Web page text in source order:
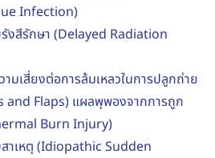
Infection)
งสีรักษา (Delayed Radiation
มเสี่ยงต่อการล้มเหลวในการปลูกถ่าย
Flaps) แผลพุพองจากการถูก
Burn Injury)
าเหตุ (Idiopathic Sudden